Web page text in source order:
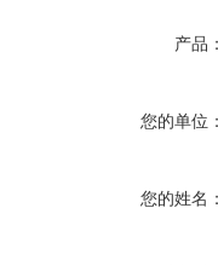
产品
您的单位
您的姓名